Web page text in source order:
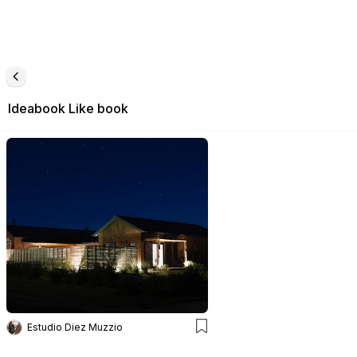
Ideabook Like book
Estudio Diez Muzzio